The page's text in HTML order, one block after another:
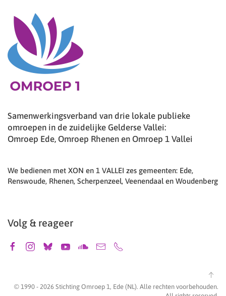
Samenwerkingsverband van drie lokale publieke
omroepen in de zuidelijke Gelderse Vallei:
Omroep Ede, Omroep Rhenen en Omroep 1 Vallei
We bedienen met XON en 1 VALLEI zes gemeenten: Ede,
Renswoude, Rhenen, Scherpenzeel, Veenendaal en Woudenberg
Volg & reageer
© 1990 - 2026 Stichting Omroep 1, Ede (NL). Alle rechten voorbehouden.